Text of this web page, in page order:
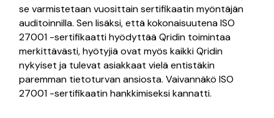
se varmistetaan vuosittain sertifikaatin myöntäjän
auditoinnilla. Sen lisäksi, että kokonaisuutena ISO
27001 -sertifikaatti hyödyttää Qridin toimintaa
merkittävästi, hyötyjiä ovat myös kaikki Qridin
nykyiset ja tulevat asiakkaat vielä entistäkin
paremman tietoturvan ansiosta. Vaivannäkö ISO
27001 -sertifikaatin hankkimiseksi kannatti.